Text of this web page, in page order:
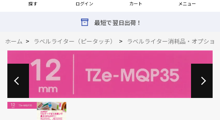
探す ログイン カート メニュー
最短で翌日出荷！
ホーム > ラベルライター（ピータッチ） > ラベルライター消耗品・オプショ